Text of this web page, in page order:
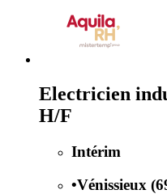
Electricien
H/F
Intérim
•Vénissieux